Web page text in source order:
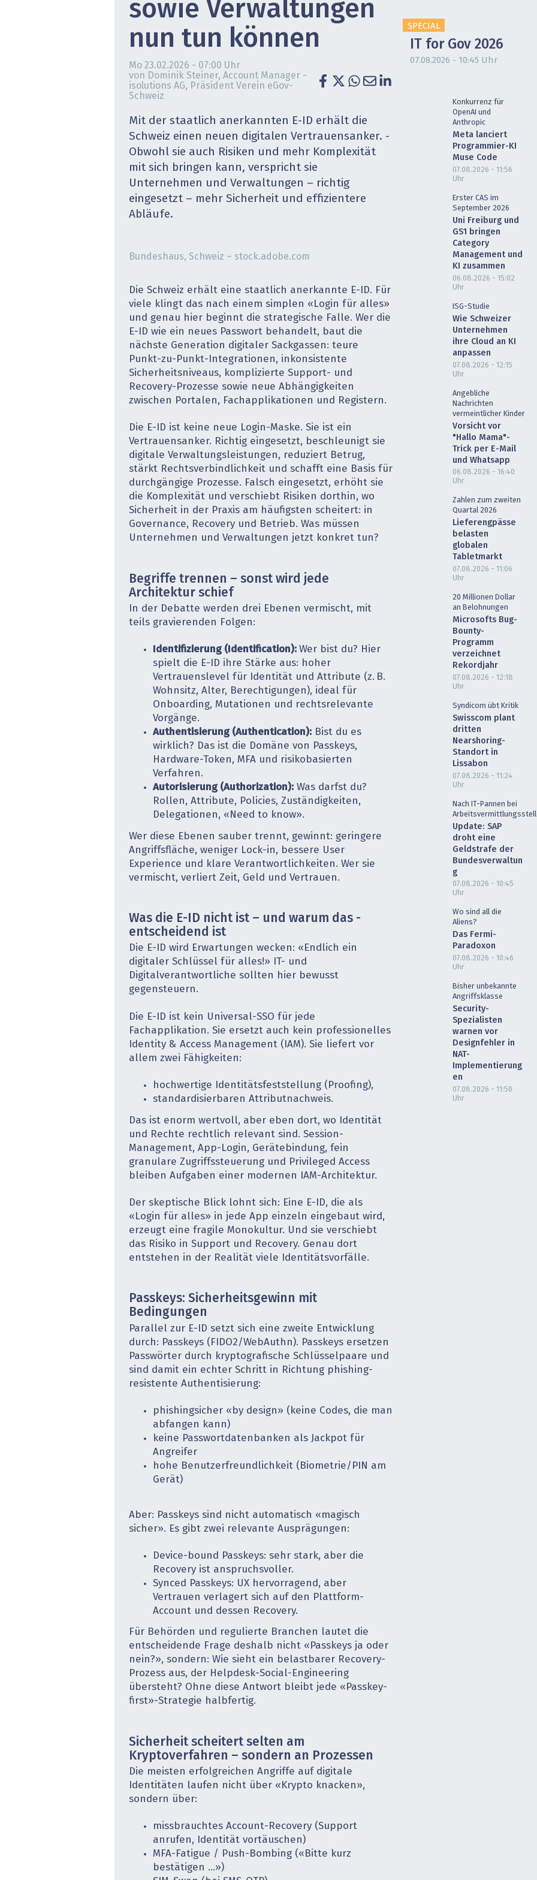
» alle News Gesundheit wird digital
Blockchain
EU-DSGVO
Digital Banking
» alle Dossiers
Artificial Intelligence
Fintech & Insurtech
Professional AV & Digital Signage
» alle Specials
sowie Verwaltungen
nun tun können
Mo 23.02.2026 - 07:00 Uhr
von Dominik Steiner, Account Manager ­
isolutions AG, Präsident Verein eGov-
Schweiz
Mit der staatlich anerkannten E-ID erhält die
Schweiz einen neuen digitalen Vertrauensanker. ­
Obwohl sie auch Risiken und mehr Komplexität
mit sich bringen kann, verspricht sie
Unternehmen und Verwaltungen – richtig
eingesetzt – mehr Sicherheit und effizientere
Abläufe.
Bundeshaus, Schweiz – stock.adobe.com
Die Schweiz erhält eine staatlich anerkannte E-ID. Für
viele klingt das nach einem simplen «Login für alles»
und genau hier beginnt die strategische Falle. Wer die
E-ID wie ein neues Passwort behandelt, baut die
nächste Generation digitaler Sackgassen: teure
Punkt-zu-Punkt-Integrationen, inkonsistente
Sicherheitsniveaus, komplizierte Support- und
Recovery-Prozesse sowie neue Abhängigkeiten
zwischen Portalen, Fachapplikationen und Registern.
Die E-ID ist keine neue Login-Maske. Sie ist ein
Vertrauens­anker. Richtig eingesetzt, beschleunigt sie
digitale Verwaltungsleistungen, reduziert Betrug,
stärkt Rechtsverbindlichkeit und schafft eine Basis für
durchgängige Prozesse. Falsch eingesetzt, erhöht sie
die Komplexität und verschiebt Risiken dorthin, wo
Sicherheit in der Praxis am häufigsten scheitert: in
Governance, Recovery und Betrieb. Was müssen
Unternehmen und Verwaltungen jetzt konkret tun?
Begriffe trennen – sonst wird jede
Architektur schief
In der Debatte werden drei Ebenen vermischt, mit
teils gravierenden Folgen:
Identifizierung (Identification): Wer bist du? Hier
spielt die E-ID ihre Stärke aus: hoher
Vertrauenslevel für Identität und Attribute (z. B.
Wohnsitz, Alter, Berechtigungen), ideal für
Onboarding, Mutationen und rechtsrelevante
Vorgänge.
Authentisierung (Authentication): Bist du es
wirklich? Das ist die Domäne von Passkeys,
Hardware-Token, MFA und ­risikobasierten
Verfahren.
Autorisierung (Authorization): Was darfst du?
Rollen, Attribute, Policies, Zuständigkeiten,
Delegationen, «Need to know».
Wer diese Ebenen sauber trennt, gewinnt: geringere
Angriffsfläche, weniger Lock-in, bessere User
Experience und klare Verantwortlichkeiten. Wer sie
vermischt, verliert Zeit, Geld und Vertrauen.
Was die E-ID nicht ist – und warum das ­
entscheidend ist
Die E-ID wird Erwartungen wecken: «Endlich ein
digitaler Schlüssel für alles!» IT- und
Digitalverantwortliche sollten hier bewusst
gegensteuern.
Die E-ID ist kein Universal-SSO für jede
Fachapplikation. Sie ersetzt auch kein professionelles
Identity & Access Management (IAM). Sie liefert vor
allem zwei Fähigkeiten:
hochwertige Identitätsfeststellung (Proofing),
standardisierbaren Attributnachweis.
Das ist enorm wertvoll, aber eben dort, wo Identität
und Rechte rechtlich relevant sind. Session-
Management, App-Login, Gerätebindung, fein
granulare Zugriffssteuerung und Privileged Access
bleiben Aufgaben einer modernen IAM-Architektur.
Der skeptische Blick lohnt sich: Eine E-ID, die als
«Login für alles» in jede App einzeln eingebaut wird,
erzeugt eine fragile Monokultur. Und sie verschiebt
das Risiko in Support und Recovery. Genau dort
entstehen in der Realität viele Identitätsvorfälle.
Passkeys: Sicherheitsgewinn mit
Bedingungen
Parallel zur E-ID setzt sich eine zweite Entwicklung
durch: Passkeys (FIDO2/WebAuthn). Passkeys ersetzen
Passwörter durch kryptografische Schlüsselpaare und
sind damit ein echter Schritt in Richtung phishing-
resistente Authentisierung:
phishingsicher «by design» (keine Codes, die man
abfangen kann)
keine Passwortdatenbanken als Jackpot für
Angreifer
hohe Benutzerfreundlichkeit (Biometrie/PIN am
Gerät)
Aber: Passkeys sind nicht automatisch «magisch
sicher». Es gibt zwei relevante Ausprägungen:
Device-bound Passkeys: sehr stark, aber die
Recovery ist ­anspruchsvoller.
Synced Passkeys: UX hervorragend, aber
Vertrauen verlagert sich auf den Plattform-
Account und dessen Recovery.
Für Behörden und regulierte Branchen lautet die
entscheidende Frage deshalb nicht «Passkeys ja oder
nein?», sondern: Wie sieht ein belastbarer Recovery-
Prozess aus, der Helpdesk-Social-Engineering
übersteht? Ohne diese Antwort bleibt jede «Passkey-
first»-Strategie halbfertig.
Sicherheit scheitert selten am
Kryptoverfahren – sondern an Prozessen
Die meisten erfolgreichen Angriffe auf digitale
Identitäten laufen nicht über «Krypto knacken»,
sondern über:
missbrauchtes Account-Recovery (Support
anrufen, ­Identität vortäuschen)
MFA-Fatigue / Push-Bombing («Bitte kurz
bestätigen …»)
SPECIAL
IT for Gov 2026
07.08.2026 - 10:45 Uhr
Konkurrenz für
OpenAI und
Anthropic
Meta lanciert
Programmier-KI
Muse Code
07.08.2026 - 11:56
Uhr
Erster CAS im
September 2026
Uni Freiburg und
GS1 bringen
Category
Management und
KI zusammen
06.08.2026 - 15:02
Uhr
ISG-Studie
Wie Schweizer
Unternehmen
ihre Cloud an KI
anpassen
07.08.2026 - 12:15
Uhr
Angebliche
Nachrichten
vermeintlicher Kinder
Vorsicht vor
"Hallo Mama"-
Trick per E-Mail
und Whatsapp
06.08.2026 - 16:40
Uhr
Zahlen zum zweiten
Quartal 2026
Lieferengpässe
belasten
globalen
Tabletmarkt
07.08.2026 - 11:06
Uhr
20 Millionen Dollar
an Belohnungen
Microsofts Bug-
Bounty-
Programm
verzeichnet
Rekordjahr
07.08.2026 - 12:18
Uhr
Syndicom übt Kritik
Swisscom plant
dritten
Nearshoring-
Standort in
Lissabon
07.08.2026 - 11:24
Uhr
Nach IT-Pannen bei
Update: SAP
droht eine
Geldstrafe der
Bundesverwaltun
g
07.08.2026 - 10:45
Uhr
Wo sind all die
Aliens?
Das Fermi-
Paradoxon
07.08.2026 - 10:46
Uhr
Bisher unbekannte
Angriffsklasse
Security-
Spezialisten
warnen vor
Designfehler in
NAT-
Implementierung
en
07.08.2026 - 11:50
Uhr